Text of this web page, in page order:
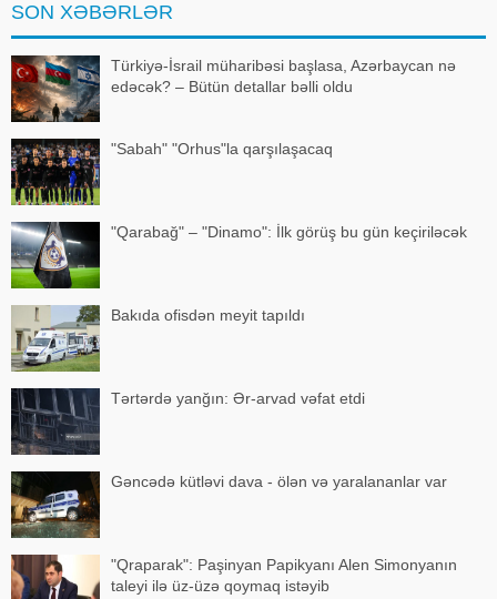
idmançı 1/4 finalda ermənistanlı
Gevor
SON XƏBƏRLƏR
Türkiyə-İsrail müharibəsi başlasa, Azərbaycan nə
edəcək? – Bütün detallar bəlli oldu
"Sabah" "Orhus"la qarşılaşacaq
"Qarabağ" – "Dinamo": İlk görüş bu gün keçiriləcək
Bakıda ofisdən meyit tapıldı
Tərtərdə yanğın: Ər-arvad vəfat etdi
Gəncədə kütləvi dava - ölən və yaralananlar var
"Qraparak": Paşinyan Papikyanı Alen Simonyanın
taleyi ilə üz-üzə qoymaq istəyib